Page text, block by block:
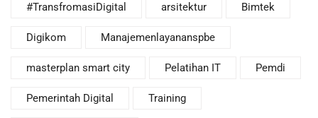
#TransfromasiDigital arsitektur Bimtek
Digikom Manajemenlayananspbe
masterplan smart city Pelatihan IT Pemdi
Pemerintah Digital Training